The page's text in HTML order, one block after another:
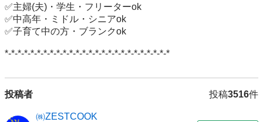
✅主婦(夫)・学生・フリーターok
✅中高年・ミドル・シニアok
✅子育て中の方・ブランクok
*-*-*-*-*-*-*-*-*-*-*-*-*-*-*-*-*-*-*-*-*-*-*-*-*-*
投稿者 投稿3516件
㈱ZESTCOOK